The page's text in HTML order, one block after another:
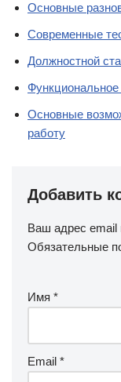
Основные
Современные
Должностной
Основные
работу
Добавить
Ваш адрес email
Обязательные
Имя *
Email *